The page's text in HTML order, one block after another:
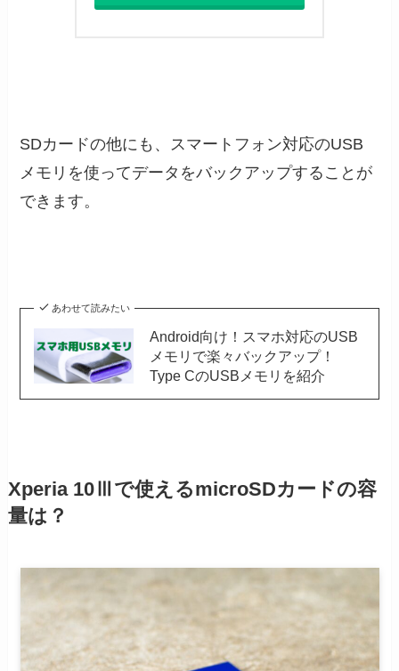
SDカードの他にも、スマートフォン対応のUSB
メモリを使ってデータをバックアップすることが
できます。
あわせて読みたい
Android向け！スマホ対応のUSB
メモリで楽々バックアップ！
Type CのUSBメモリを紹介
Xperia 10Ⅲで使えるmicroSDカードの容
量は？